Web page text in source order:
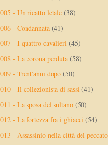
005 - Un ricatto letale (38)
006 - Condannata (41)
007 - I quattro cavalieri (45)
008 - La corona perduta (58)
009 - Trent'anni dopo (50)
010 - Il collezionista di sassi (41)
011 - La sposa del sultano (50)
012 - La fortezza fra i ghiacci (54)
013 - Assassinio nella città del peccato